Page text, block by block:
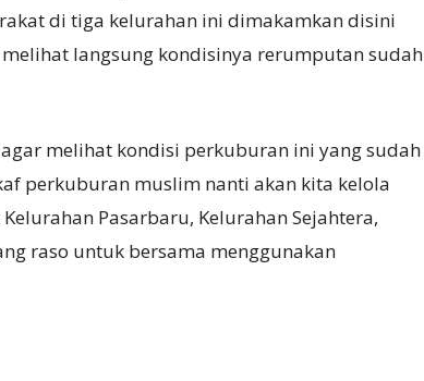
di tiga kelurahan ini dimakamkan disini
langsung kondisinya rerumputan sudah
melihat kondisi perkuburan ini yang sudah
perkuburan muslim nanti akan kita kelola
Pasarbaru, Kelurahan Sejahtera,
raso untuk bersama menggunakan